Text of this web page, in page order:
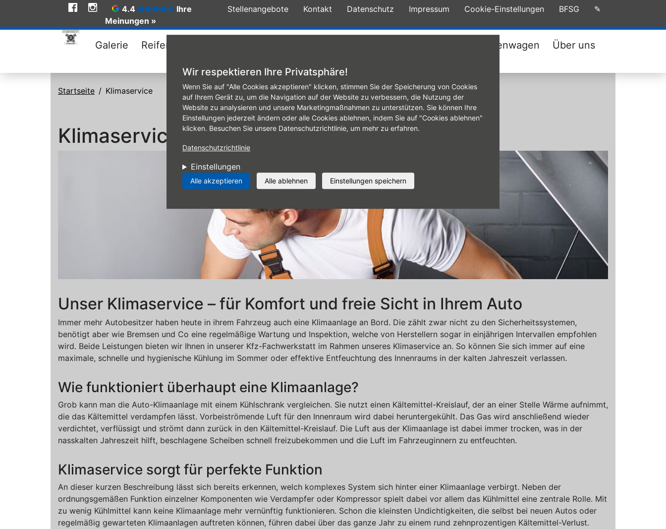
Wir respektieren Ihre Privatsphäre!
Wenn Sie auf "Alle Cookies akzeptieren" klicken, stimmen Sie der Speicherung von Cookies
auf Ihrem Gerät zu, um die Navigation auf der Website zu verbessern, die Nutzung der
Website zu analysieren und unsere Marketingmaßnahmen zu unterstützen. Sie können Ihre
Einstellungen jederzeit ändern oder alle Cookies ablehnen, indem Sie auf "Cookies ablehnen"
klicken. Besuchen Sie unsere Datenschutzrichtlinie, um mehr zu erfahren.
Datenschutzrichtlinie
Einstellungen
Alle akzeptieren Alle ablehnen Einstellungen speichern
Galerie Reifen Firmenwagen Über uns
Stellenangebote Kontakt Datenschutz Impressum Cookie-Einstellungen BFSG ✎
Social
Media
4.4
Ihre
Meinungen »
Startseite Klimaservice
Klimaservice
Unser Klimaservice – für Komfort und freie Sicht in Ihrem Auto
Immer mehr Autobesitzer haben heute in ihrem Fahrzeug auch eine Klimaanlage an Bord. Die zählt zwar nicht zu den Sicherheitssystemen,
benötigt aber wie Bremsen und Co eine regelmäßige Wartung und Inspektion, welche von Herstellern sogar in einjährigen Intervallen empfohlen
wird. Beide Leistungen bieten wir Ihnen in unserer Kfz-Fachwerkstatt im Rahmen unseres Klimaservice an. So können Sie sich immer auf eine
maximale, schnelle und hygienische Kühlung im Sommer oder effektive Entfeuchtung des Innenraums in der kalten Jahreszeit verlassen.
Wie funktioniert überhaupt eine Klimaanlage?
Grob kann man die Auto-Klimaanlage mit einem Kühlschrank vergleichen. Sie nutzt einen Kältemittel-Kreislauf, der an einer Stelle Wärme aufnimmt,
die das Kältemittel verdampfen lässt. Vorbeiströmende Luft für den Innenraum wird dabei heruntergekühlt. Das Gas wird anschließend wieder
verdichtet, verflüssigt und strömt dann zurück in den Kältemittel-Kreislauf. Die Luft aus der Klimaanlage ist dabei immer trocken, was in der
nasskalten Jahreszeit hilft, beschlagene Scheiben schnell freizubekommen und die Luft im Fahrzeuginnern zu entfeuchten.
Klimaservice sorgt für perfekte Funktion
An dieser kurzen Beschreibung lässt sich bereits erkennen, welch komplexes System sich hinter einer Klimaanlage verbirgt. Neben der
ordnungsgemäßen Funktion einzelner Komponenten wie Verdampfer oder Kompressor spielt dabei vor allem das Kühlmittel eine zentrale Rolle. Mit
zu wenig Kühlmittel kann keine Klimaanlage mehr vernünftig funktionieren. Schon die kleinsten Undichtigkeiten, die selbst bei neuen Autos oder
regelmäßig gewarteten Klimaanlagen auftreten können, führen dabei über das ganze Jahr zu einem rund zehnprozentigen Kältemittel-Verlust.